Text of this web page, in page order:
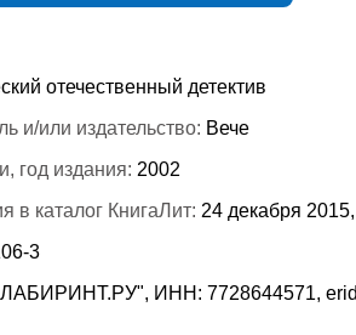
отечественный детектив
и/или издательство: Вече
год издания: 2002
в каталог КнигаЛит: 24 декабря
3
ИНН: 7728644571,